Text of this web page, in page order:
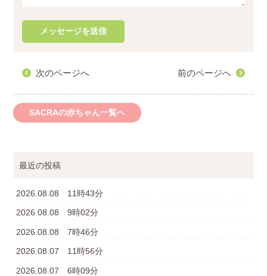
次のページへ 前のページへ
SACRAの赤ちゃん一覧へ
最近の投稿
2026.08.08 11時43分
2026.08.08 9時02分
2026.08.08 7時46分
2026.08.07 11時56分
2026.08.07 6時09分